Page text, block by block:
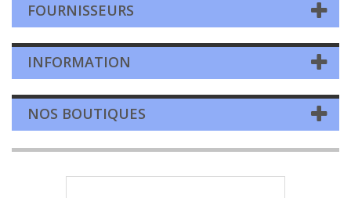
FOURNISSEURS
INFORMATION
NOS BOUTIQUES